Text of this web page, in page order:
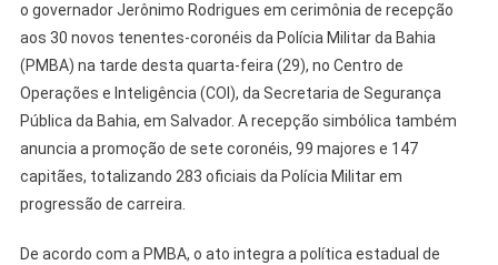
o governador Jerônimo Rodrigues em cerimônia de recepção
aos 30 novos tenentes-coronéis da Polícia Militar da Bahia
(PMBA) na tarde desta quarta-feira (29), no Centro de
Operações e Inteligência (COI), da Secretaria de Segurança
Pública da Bahia, em Salvador. A recepção simbólica também
anuncia a promoção de sete coronéis, 99 majores e 147
capitães, totalizando 283 oficiais da Polícia Militar em
progressão de carreira.
De acordo com a PMBA, o ato integra a política estadual de